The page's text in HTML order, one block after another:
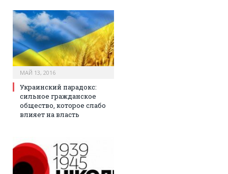
МАЙ 13, 2016
Украинский парадокс:
сильное гражданское
общество, которое слабо
влияет на власть